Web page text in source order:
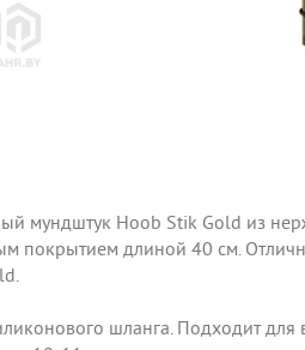
мундштук Hoob Stik Gold из
покрытием длиной 40 см.
шланга. Подходит для